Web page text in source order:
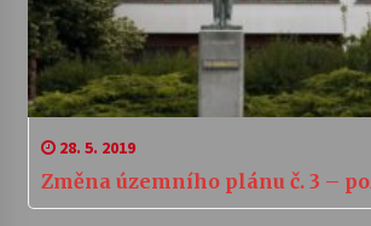
28. 5. 2019
Změna územního plánu č. 3 –